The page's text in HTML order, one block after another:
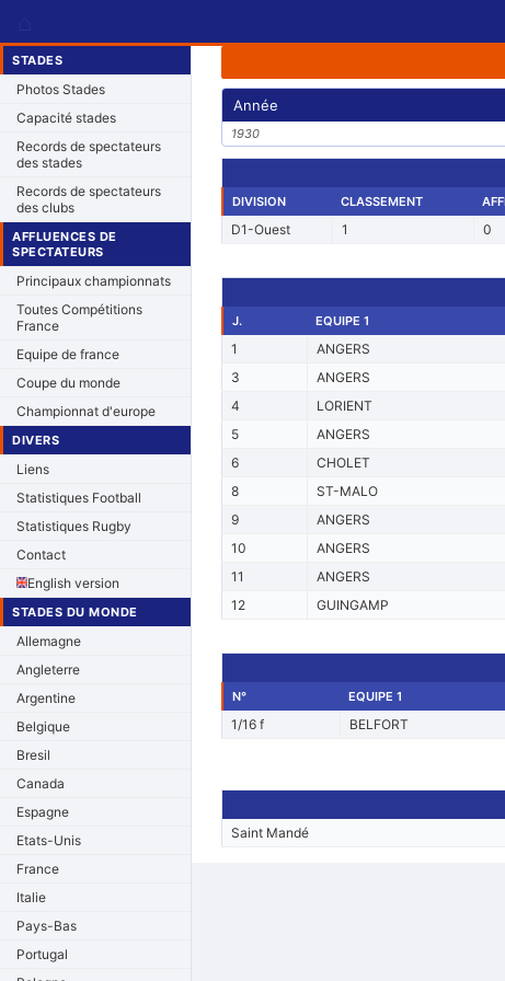
STADES
Photos Stades
Capacité stades
Records de spectateurs
des stades
Records de spectateurs
des clubs
AFFLUENCES DE
SPECTATEURS
Principaux championnats
Toutes Compétitions
France
Equipe de france
Coupe du monde
Championnat d'europe
DIVERS
Liens
Statistiques Football
Statistiques Rugby
Contact
English version
STADES DU MONDE
Allemagne
Angleterre
Argentine
Belgique
Bresil
Canada
Espagne
Etats-Unis
France
Italie
Pays-Bas
Portugal
Année
1930
DIVISION
CLASSEMENT
D1-Ouest 1 0
J.
EQUIPE 1
1 ANGERS
3
ANGERS
4
LORIENT
5
ANGERS
6
CHOLET
8
ST-MALO
9
ANGERS
10
ANGERS
11
ANGERS
12
GUINGAMP
N°
EQUIPE 1
1/16 f BELFORT
Saint Mandé